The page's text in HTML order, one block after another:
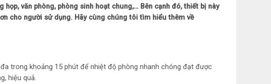
năng lượng tiết kiệm: 5 sao
nghệ làm lạnh
văn phòng, phòng sinh hoạt chung,… Bên cạnh đó, thiết bị này
cho người sử dụng. Hãy cùng chúng tôi tìm hiểu thêm về
trong khoảng 15 phút để nhiệt độ phòng nhanh chóng đạt được
hiệu quả.